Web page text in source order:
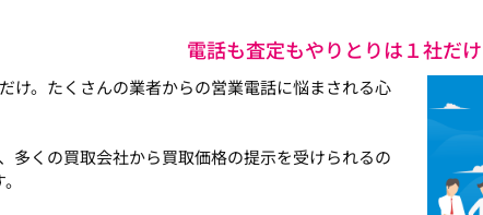
電話も査定もやりとりは１社だけ
け。たくさんの業者からの営業電話に悩まされる心
多くの買取会社から買取価格の提示を受けられるの